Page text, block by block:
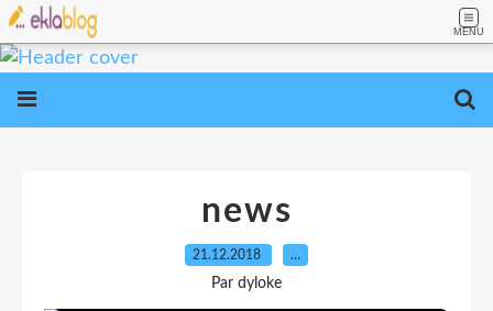
MENU
news
21.12.2018 …
Par dyloke